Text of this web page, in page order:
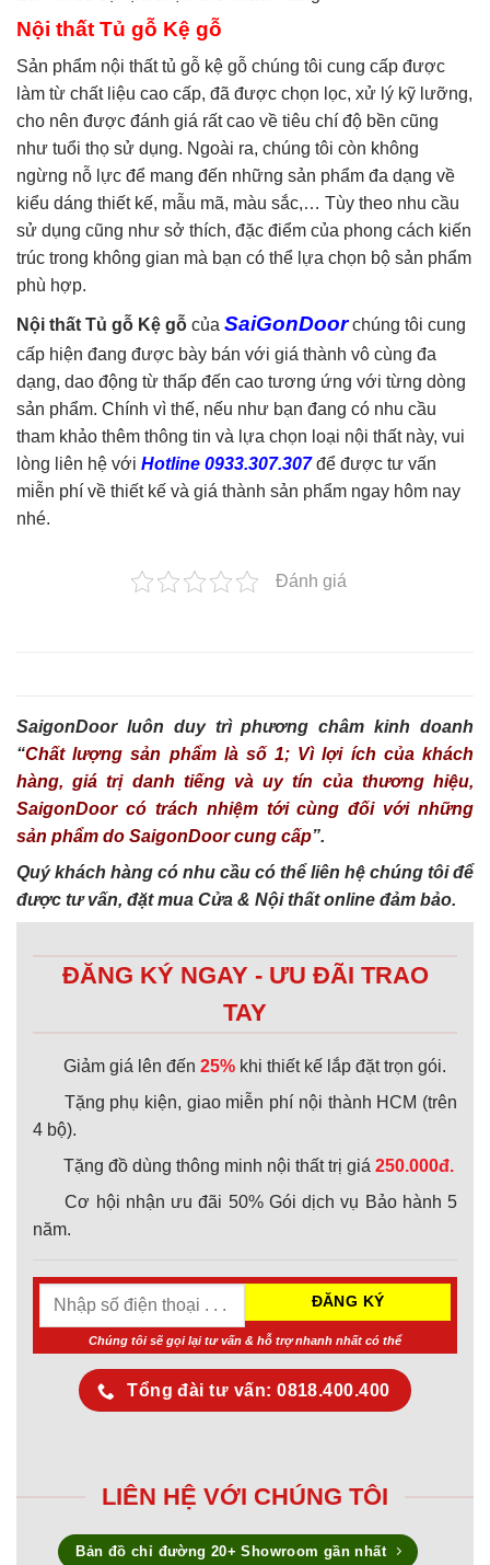
Nội thất Tủ gỗ Kệ gỗ
Sản phẩm nội thất tủ gỗ kệ gỗ chúng tôi cung cấp được
làm từ chất liệu cao cấp, đã được chọn lọc, xử lý kỹ lưỡng,
cho nên được đánh giá rất cao về tiêu chí độ bền cũng
như tuổi thọ sử dụng. Ngoài ra, chúng tôi còn không
ngừng nỗ lực để mang đến những sản phẩm đa dạng về
kiểu dáng thiết kế, mẫu mã, màu sắc,… Tùy theo nhu cầu
sử dụng cũng như sở thích, đặc điểm của phong cách kiến
trúc trong không gian mà bạn có thể lựa chọn bộ sản phẩm
phù hợp.
Nội thất Tủ gỗ Kệ gỗ của SaiGonDoorchúng tôi cung
cấp hiện đang được bày bán với giá thành vô cùng đa
dạng, dao động từ thấp đến cao tương ứng với từng dòng
sản phẩm. Chính vì thế, nếu như bạn đang có nhu cầu
tham khảo thêm thông tin và lựa chọn loại nội thất này, vui
lòng liên hệ với Hotline 0933.307.307để được tư vấn
miễn phí về thiết kế và giá thành sản phẩm ngay hôm nay
nhé.
Đánh giá
SaigonDoor luôn duy trì phương châm kinh doanh
“Chất lượng sản phẩm là số 1; Vì lợi ích của khách
hàng, giá trị danh tiếng và uy tín của thương hiệu,
SaigonDoor có trách nhiệm tới cùng đối với những
sản phẩm do SaigonDoor cung cấp”.
Quý khách hàng có nhu cầu có thể liên hệ chúng tôi để
được tư vấn, đặt mua Cửa & Nội thất online đảm bảo.
ĐĂNG KÝ NGAY - ƯU ĐÃI TRAO
TAY
Giảm giá lên đến 25% khi thiết kế lắp đặt trọn gói.
Tặng phụ kiện, giao miễn phí nội thành HCM (trên
4 bộ).
Tặng đồ dùng thông minh nội thất trị giá 250.000đ.
Cơ hội nhận ưu đãi 50% Gói dịch vụ Bảo hành 5
năm.
Chúng tôi sẽ gọi lại tư vấn & hỗ trợ nhanh nhất có thể
Tổng đài tư vấn: 0818.400.400
LIÊN HỆ VỚI CHÚNG TÔI
Bản đồ chỉ đường 20+ Showroom gần nhất